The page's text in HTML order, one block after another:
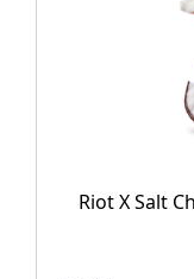
Riot X Salt